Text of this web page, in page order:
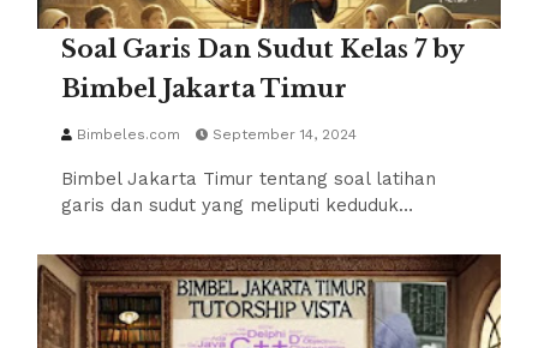
Soal Garis Dan Sudut Kelas 7 by
Bimbel Jakarta Timur
Bimbeles.com September 14, 2024
Bimbel Jakarta Timur tentang soal latihan
garis dan sudut yang meliputi keduduk…